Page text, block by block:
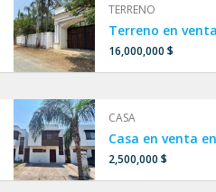
TERRENO
16,000,000 $
CASA
2,500,000 $